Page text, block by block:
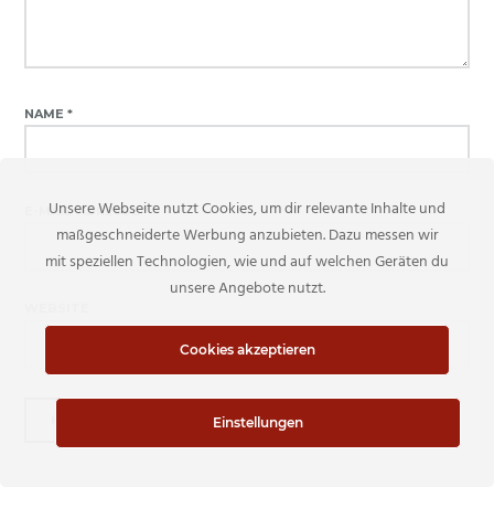
NAME*
E-MAIL-ADRESSE*
Unsere Webseite nutzt Cookies, um dir relevante Inhalte und
maßgeschneiderte Werbung anzubieten. Dazu messen wir
mit speziellen Technologien, wie und auf welchen Geräten du
unsere Angebote nutzt.
Cookies akzeptieren
Einstellungen